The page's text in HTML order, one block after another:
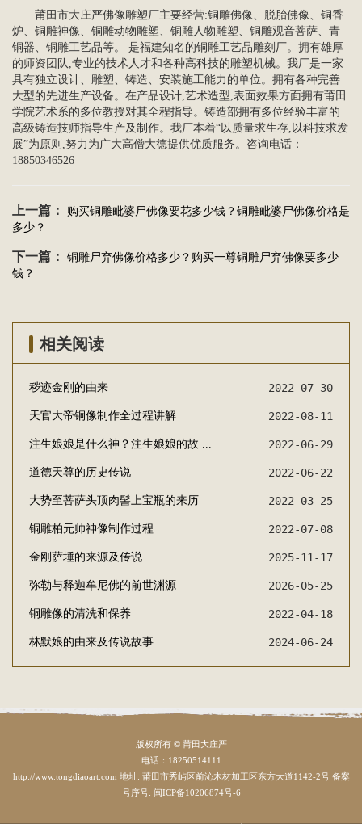
莆田市大庄严佛像雕塑厂主要经营:铜雕佛像、脱胎佛像、铜香
炉、铜雕神像、铜雕动物雕塑、铜雕人物雕塑、 铜雕观音菩萨 、青
铜器、 铜雕工艺品等。 是福建知名的铜雕工艺品雕刻厂。拥有雄厚
的师资团队,专业的技术人才和各种高科技的雕塑机械。我厂是一家
具有独立设计、雕塑、铸造、安装施工能力的单位。拥有各种完善
大型的先进生产设备。在产品设计,艺术造型,表面效果方面拥有莆田
学院艺术系的多位教授对其全程指导。铸造部拥有多位经验丰富的
高级铸造技师指导生产及制作。我厂本着“以质量求生存,以科技求发
展”为原则,努力为广大高僧大德提供优质服务。咨询电话：
18850346526
上一篇：
购买铜雕毗婆尸佛像要花多少钱？铜雕毗婆尸佛像价格是
多少？
下一篇：
铜雕尸弃佛像价格多少？购买一尊铜雕尸弃佛像要多少
钱？
相关阅读
秽迹金刚的由来 2022-07-30
天官大帝铜像制作全过程讲解 2022-08-11
注生娘娘是什么神？注生娘娘的故 ... 2022-06-29
道德天尊的历史传说 2022-06-22
大势至菩萨头顶肉髻上宝瓶的来历 2022-03-25
铜雕柏元帅神像制作过程 2022-07-08
金刚萨埵的来源及传说 2025-11-17
弥勒与释迦牟尼佛的前世渊源 2026-05-25
铜雕像的清洗和保养 2022-04-18
林默娘的由来及传说故事 2024-06-24
版权所有 © 莆田大庄严
电话：18250514111
http://www.tongdiaoart.com 地址: 莆田市秀屿区前沁木材加工区东方大道1142-2号 备案
号序号: 闽ICP备10206874号-6